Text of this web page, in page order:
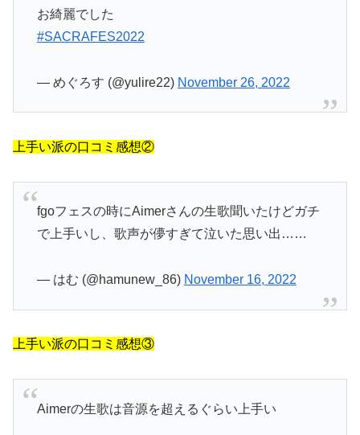
お綺麗でした
#SACRAFES2022
— めぐろす (@yulire22) November 26, 2022
上手い派の口コミ感想②
fgoフェスの時にAimerさんの生歌聞いたけどガチ
で上手いし、歌声が儚すぎて泣いた思い出……
— はむ (@hamunew_86) November 16, 2022
上手い派の口コミ感想③
Aimerの生歌は音源を超えるぐらい上手い